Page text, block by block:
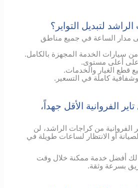
لتبديل التواير؟
مدار الساعة في جميع مناطق
سيارات الخدمة المجهزة بالكامل.
على أعلى مستوى.
قطع الغيار والخدمات.
كاملة في التسعير.
الفروانية الأقل جهداً،
الفروانية من كراجات الراشد، لن
أو الانتظار لساعات طويلة في
لك أفضل خدمة ممكنة خلال وقت
بسرعة وثقة.